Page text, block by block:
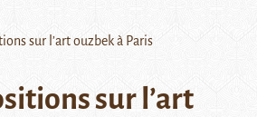
sur l’art ouzbek à Paris
sur l’art